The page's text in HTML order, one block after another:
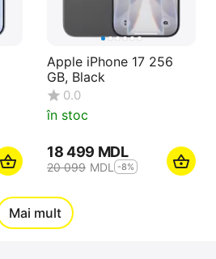
Apple iPhone 17 256
GB, Black
0.0
în stoc
18 499 MDL
20 099 MDL -8%
-10%
Mai mult